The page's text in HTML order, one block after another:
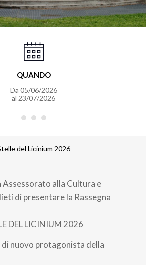
QUANDO
Da 05/06/2026
al 23/07/2026
del Licinium 2026
Assessorato alla Cultura e
di presentare la Rassegna
DEL LICINIUM 2026
di nuovo protagonista della